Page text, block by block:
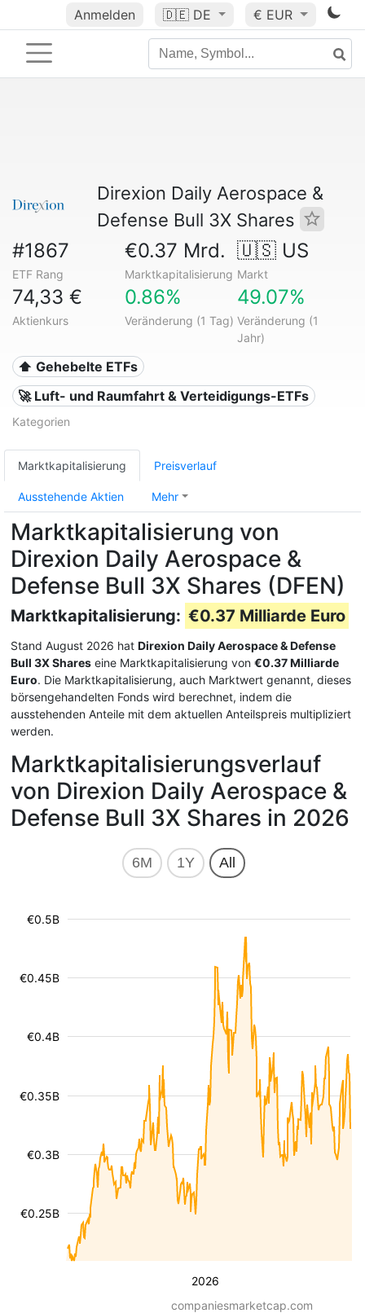
Anmelden 🇩🇪 DE € EUR
Direxion Daily Aerospace &
Defense Bull 3X Shares
#1867
ETF Rang
€0.37 Mrd.
Marktkapitalisierung
🇺🇸 US
Markt
74,33 €
Aktienkurs
0.86%
Veränderung (1 Tag)
49.07%
Veränderung (1
Jahr)
⬆️ Gehebelte ETFs
🚀 Luft- und Raumfahrt & Verteidigungs-ETFs
Kategorien
Marktkapitalisierung Preisverlauf
Ausstehende Aktien Mehr
Marktkapitalisierung von
Direxion Daily Aerospace &
Defense Bull 3X Shares (DFEN)
Marktkapitalisierung: €0.37 Milliarde Euro
Stand August 2026 hat Direxion Daily Aerospace & Defense
Bull 3X Shares eine Marktkapitalisierung von €0.37 Milliarde
Euro. Die Marktkapitalisierung, auch Marktwert genannt, dieses
börsengehandelten Fonds wird berechnet, indem die
ausstehenden Anteile mit dem aktuellen Anteilspreis multipliziert
werden.
Marktkapitalisierungsverlauf
von Direxion Daily Aerospace &
Defense Bull 3X Shares in 2026
6M 1Y All
2026
€0.25B
€0.3B
€0.35B
€0.4B
€0.45B
€0.5B
companiesmarketcap.com